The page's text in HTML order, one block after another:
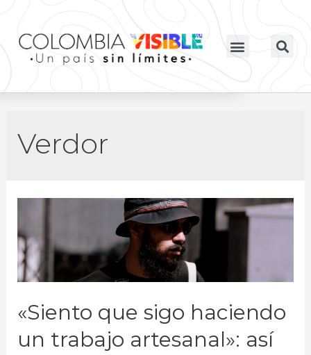
Verdor
«Siento que sigo haciendo
un trabajo artesanal»: así